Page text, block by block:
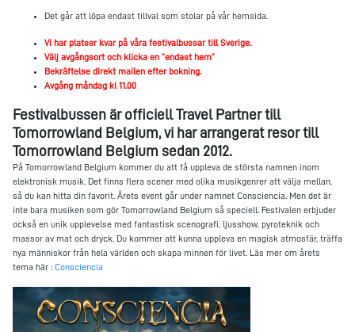
Det går att löpa endast tillval som stolar på vår hemsida.
Vi har platser kvar på våra festivalbussar till Sverige.
Välj avgångsort och klicka en ”endast hem”
Bekräftelse direkt mailen efter bokning.
Avgång måndag kl 11.00
Festivalbussen är officiell Travel Partner till
Tomorrowland Belgium, vi har arrangerat resor till
Tomorrowland Belgium sedan 2012.
På Tomorrowland Belgium kommer du att få uppleva de största namnen inom
elektronisk musik. Det finns flera scener med olika musikgenrer att välja mellan,
så du kan hitta din favorit. Årets event går under namnet Consciencia. Men det är
inte bara musiken som gör Tomorrowland Belgium så speciell. Festivalen erbjuder
också en unik upplevelse med fantastisk scenografi, ljusshow, pyroteknik och
massor av mat och dryck. Du kommer att kunna uppleva en magisk atmosfär, träffa
nya människor från hela världen och skapa minnen för livet. Läs mer om årets
tema här : Consciencia